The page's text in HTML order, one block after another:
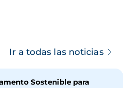
Ir a todas las noticias
Sostenible para